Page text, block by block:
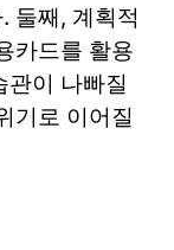
둘째, 계획적
카드를 활용
관이 나빠질
기로 이어질